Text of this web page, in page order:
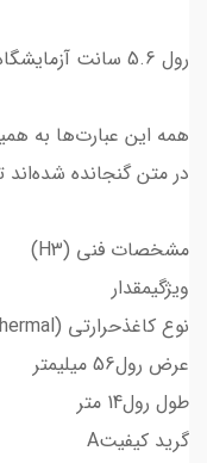
رول 5.6 سانت آزمایشگاه
همه این عبارت‌ها به
در متن گنجانده
مشخصات فنی (H3)
ویژگیمقدار
نوع کاغذحرارتی (Thermal)
عرض رول56 میلیمتر
طول رول14 متر
گرید کیفیتA